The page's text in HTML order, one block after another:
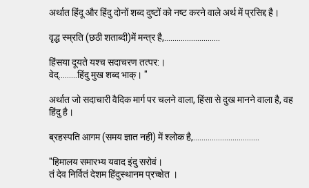
अर्थात हिंदू और हिंदु दोनों शब्द दुष्टों को नष्ट करने वाले अर्थ में प्रसिद्द है।
वृद्ध स्म्रति (छठी शताब्दी)में मन्त्र है,...........................
हिंसया दूयते यश्च सदाचरण तत्पर:।
वेद्.........हिंदु मुख शब्द भाक्। "
अर्थात जो सदाचारी वैदिक मार्ग पर चलने वाला, हिंसा से दुख मानने वाला है, वह
हिंदु है।
ब्रहस्पति आगम (समय ज्ञात नही) में श्लोक है,................................
"हिमालय समारभ्य यवाद इंदु सरोवं।
तं देव निर्वितं देशम हिंदुस्थानम प्रच्क्षेत ।